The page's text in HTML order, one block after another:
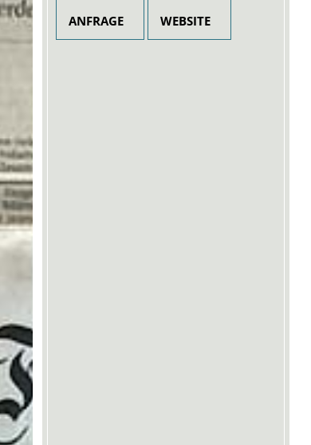
ANFRAGE WEBSITE